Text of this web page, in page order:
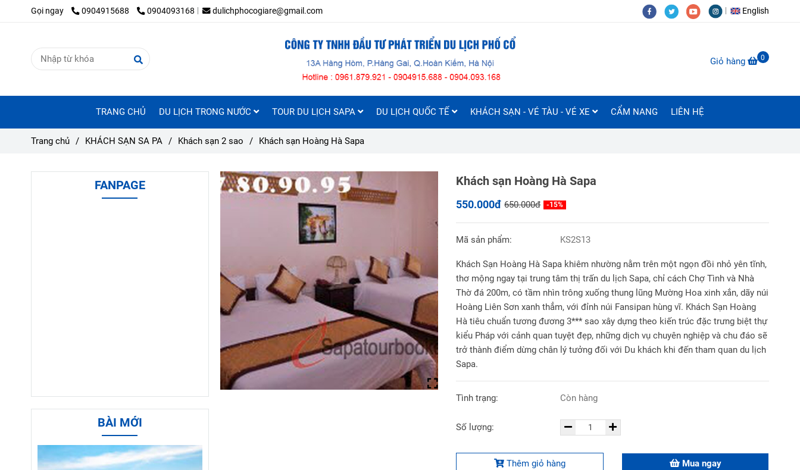
Gọi ngay 0904915688 0904093168 dulichphocogiare@gmail.com English
Giỏ hàng 0
TRANG CHỦ DU LỊCH TRONG NƯỚC TOUR DU LỊCH SAPA DU LỊCH QUỐC TẾ KHÁCH SẠN - VÉ TÀU - VÉ XE CẨM NANG LIÊN HỆ
Trang chủ / KHÁCH SẠN SA PA / Khách sạn 2 sao / Khách sạn Hoàng Hà Sapa
Khách sạn Hoàng Hà Sapa
550.000đ 650.000đ -15%
Mã sản phẩm: KS2S13
Khách Sạn Hoàng Hà Sapa khiêm nhường nằm trên một ngọn đồi nhỏ yên tĩnh,
thơ mộng ngay tại trung tâm thị trấn du lịch Sapa, chỉ cách Chợ Tình và Nhà
Thờ đá 200m, có tầm nhìn trông xuống thung lũng Mường Hoa xinh xắn, dãy núi
Hoàng Liên Sơn xanh thẳm, với đỉnh núi Fansipan hùng vĩ. Khách Sạn Hoàng
Hà tiêu chuẩn tương đương 3*** sao xây dựng theo kiến trúc đặc trưng biệt thự
kiểu Pháp với cảnh quan tuyệt đẹp, những dịch vụ chuyên nghiệp và chu đáo sẽ
trở thành điểm dừng chân lý tưởng đối với Du khách khi đến tham quan du lịch
Sapa.
Tình trạng: Còn hàng
Số lượng:
Thêm giỏ hàng Mua ngay
FANPAGE
BÀI MỚI